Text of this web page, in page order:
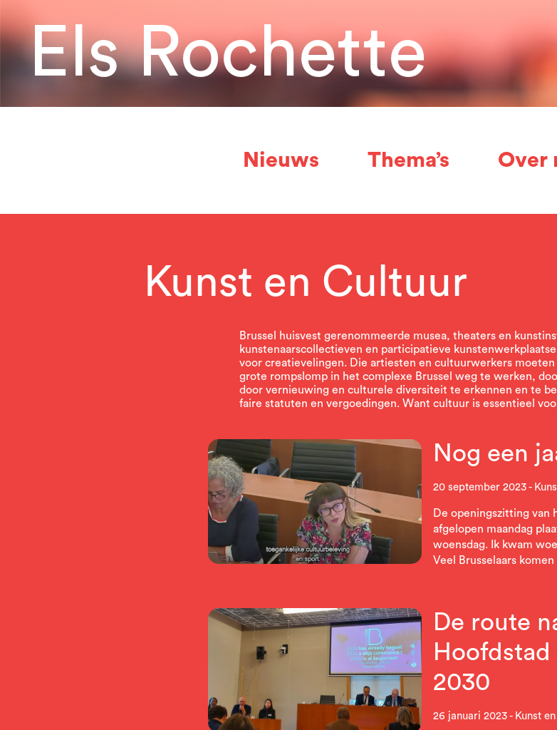
Els Rochette
Nieuws Thema’s Over
Kunst en Cultuur
Brussel huisvest gerenommeerde musea, theaters en
kunstenaarscollectieven en participatieve
voor creatievelingen. Die artiesten en cultuurwerkers
grote rompslomp in het complexe Brussel weg te werken,
door vernieuwing en culturele diversiteit te erkennen en te
faire statuten en vergoedingen. Want cultuur is essentieel
Nog een
20 september 2023
De openingszitting van
afgelopen maandag
woensdag. Ik kwam
Veel Brusselaars
De route
Hoofdstad
2030
26 januari 2023 Kunst